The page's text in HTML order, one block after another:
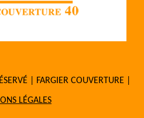
| FARGIER COUVERTURE |
LÉGALES